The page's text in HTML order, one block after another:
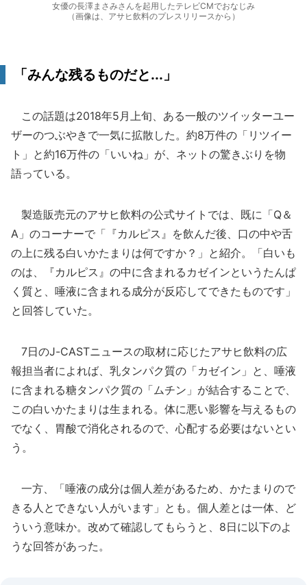
女優の長澤まさみさんを起用したテレビCMでおなじみ
（画像は、アサヒ飲料のプレスリリースから）
「みんな残るものだと...」
この話題は2018年5月上旬、ある一般のツイッターユー
ザーのつぶやきで一気に拡散した。約8万件の「リツイー
ト」と約16万件の「いいね」が、ネットの驚きぶりを物
語っている。
製造販売元のアサヒ飲料の公式サイトでは、既に「Q＆
A」のコーナーで「『カルピス』を飲んだ後、口の中や舌
の上に残る白いかたまりは何ですか？」と紹介。「白いも
のは、『カルピス』の中に含まれるカゼインというたんぱ
く質と、唾液に含まれる成分が反応してできたものです」
と回答していた。
7日のJ-CASTニュースの取材に応じたアサヒ飲料の広
報担当者によれば、乳タンパク質の「カゼイン」と、唾液
に含まれる糖タンパク質の「ムチン」が結合することで、
この白いかたまりは生まれる。体に悪い影響を与えるもの
でなく、胃酸で消化されるので、心配する必要はないとい
う。
一方、「唾液の成分は個人差があるため、かたまりので
きる人とできない人がいます」とも。個人差とは一体、ど
ういう意味か。改めて確認してもらうと、8日に以下のよ
うな回答があった。